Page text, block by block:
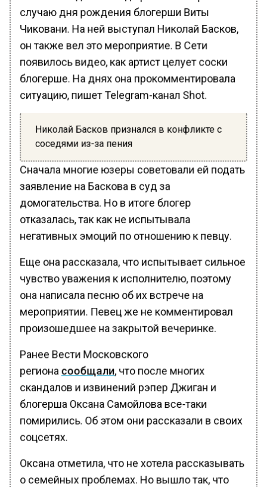
случаю дня рождения блогерши Виты
Чиковани. На ней выступал Николай Басков,
он также вел это мероприятие. В Сети
появилось видео, как артист целует соски
блогерше. На днях она прокомментировала
ситуацию, пишет Telegram-канал Shot.
Николай Басков признался в конфликте с
соседями из-за пения
Сначала многие юзеры советовали ей подать
заявление на Баскова в суд за
домогательства. Но в итоге блогер
отказалась, так как не испытывала
негативных эмоций по отношению к певцу.
Еще она рассказала, что испытывает сильное
чувство уважения к исполнителю, поэтому
она написала песню об их встрече на
мероприятии. Певец же не комментировал
произошедшее на закрытой вечеринке.
Ранее Вести Московского
региона сообщали, что после многих
скандалов и извинений рэпер Джиган и
блогерша Оксана Самойлова все-таки
помирились. Об этом они рассказали в своих
соцсетях.
Оксана отметила, что не хотела рассказывать
о семейных проблемах. Но вышло так, что